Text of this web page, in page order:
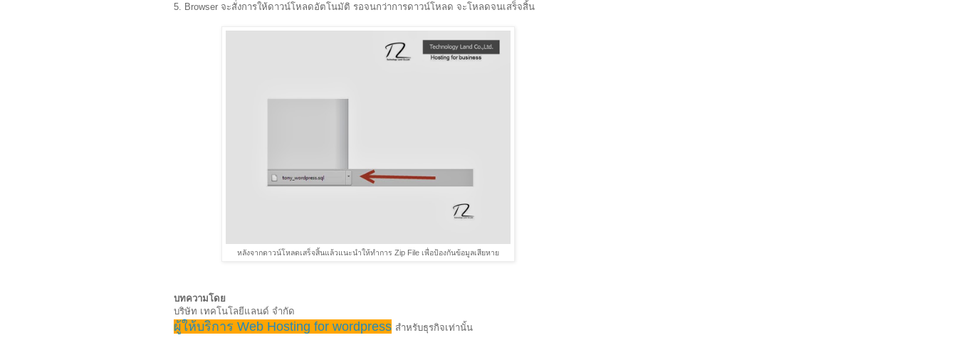
5. Browser จะสั่งการให้ดาวน์โหลดอัตโนมัติ รอจนกว่าการดาวน์โหลด จะโหลดจนเสร็จสิ้น
หลังจากดาวน์โหลดเสร็จสิ้นแล้วแนะนำให้ทำการ Zip File เพื่อป้องกันข้อมูลเสียหาย
บทความโดย
บริษัท เทคโนโลยีแลนด์ จำกัด
ผู้ให้บริการ Web Hosting for wordpress สำหรับธุรกิจเท่านั้น